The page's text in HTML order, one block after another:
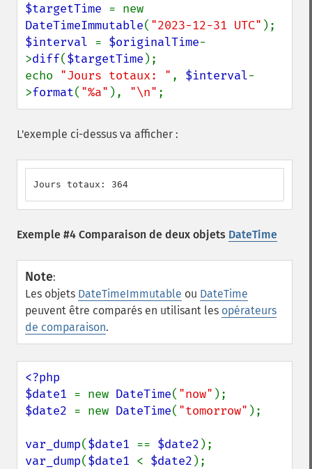
$targetTime
DateTimeImmutable( "2023-12-31 UTC"
$interval = $originalTime-
>diff($targetTime );
echo "Jours totaux: " , $interval-
>format( "%a" ), "\n" ;
L'exemple ci-dessus va afficher :
Jours totaux: 364
Exemple #4 Comparaison de deux objets DateTime
Note:
Les objets DateTimeImmutable ou DateTime
peuvent être comparés en utilisant les opérateurs
de comparaison.
<?php
$date1 = new DateTime( "now"
$date2 = new DateTime( "tomorrow" );
var_dump($date1 == $date2
var_dump($date1 < $date2